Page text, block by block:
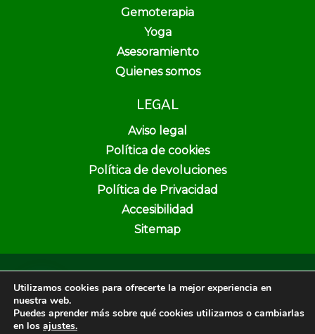
Gemoterapia
Yoga
Asesoramiento
Quienes somos
LEGAL
Aviso legal
Política de cookies
Política de devoluciones
Política de Privacidad
Accesibilidad
Sitemap
Utilizamos cookies para ofrecerte la mejor experiencia en
nuestra web.
Puedes aprender más sobre qué cookies utilizamos o cambiarlas
en los ajustes.